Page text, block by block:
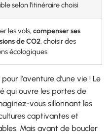
selon l’itinéraire choisi
les vols, compenser ses
de CO2, choisir des
écologiques
l’aventure d’une vie ! Le
qui ouvre les portes de
vous sillonnant les
captivantes et
Mais avant de boucler